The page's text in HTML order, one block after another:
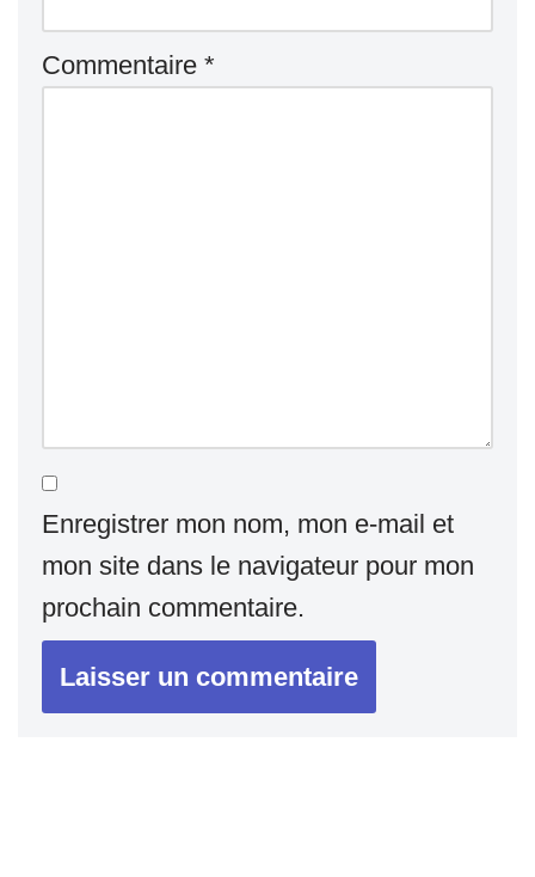
Commentaire *
Enregistrer mon nom, mon e-mail et
mon site dans le navigateur pour mon
prochain commentaire.